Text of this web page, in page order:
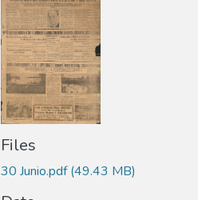
Files
30 Junio.pdf(49.43 MB)